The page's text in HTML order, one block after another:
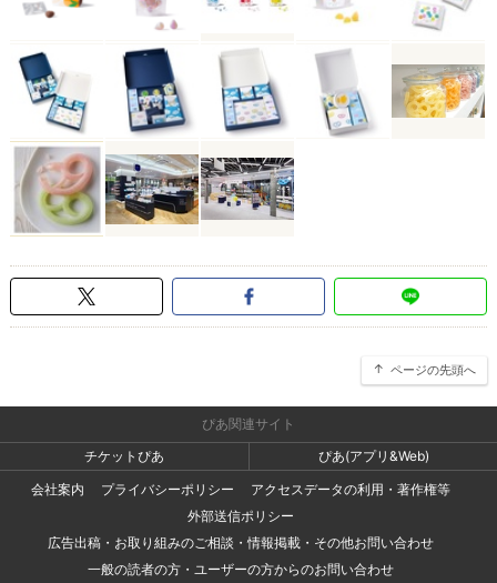
ページの先頭へ
ぴあ関連サイト
チケットぴあ
ぴあ(アプリ&Web)
会社案内
プライバシーポリシー
アクセスデータの利用・著作権等
外部送信ポリシー
広告出稿・お取り組みのご相談・情報掲載・その他お問い合わせ
一般の読者の方・ユーザーの方からのお問い合わせ